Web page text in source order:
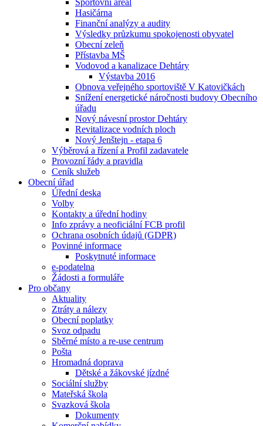
Sportovní areál
Hasičárna
Finanční analýzy a audity
Výsledky průzkumu spokojenosti obyvatel
Obecní zeleň
Přístavba MŠ
Vodovod a kanalizace Dehtáry
Výstavba 2016
Obnova veřejného sportoviště V Katovičkách
Snížení energetické náročnosti budovy Obecního
úřadu
Nový návesní prostor Dehtáry
Revitalizace vodních ploch
Nový Jenštejn - etapa 6
Výběrová a řízení a Profil zadavatele
Provozní řády a pravidla
Ceník služeb
Obecní úřad
Úřední deska
Volby
Kontakty a úřední hodiny
Info zprávy a neoficiální FCB profil
Ochrana osobních údajů (GDPR)
Povinné informace
Poskytnuté informace
e-podatelna
Žádosti a formuláře
Pro občany
Aktuality
Ztráty a nálezy
Obecní poplatky
Svoz odpadu
Sběrné místo a re-use centrum
Pošta
Hromadná doprava
Dětské a žákovské jízdné
Sociální služby
Mateřská škola
Svazková škola
Dokumenty